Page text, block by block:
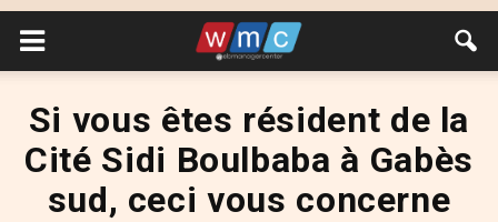
Si vous êtes résident de la
Cité Sidi Boulbaba à Gabès
sud, ceci vous concerne